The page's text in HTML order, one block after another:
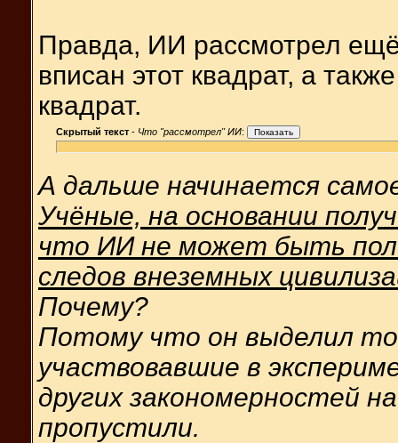
Правда, ИИ рассмотрел
вписан этот квадрат, а
квадрат.
Скрытый текст - Что "рассмотрел" ИИ:
А дальше начинается
Учёные, на основании
что ИИ не может быть
следов внеземных
Почему?
Потому что он выделил
участвовавшие в
других закономерностей
пропустили.